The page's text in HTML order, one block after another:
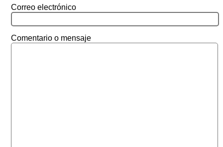
Correo electrónico
Comentario o mensaje